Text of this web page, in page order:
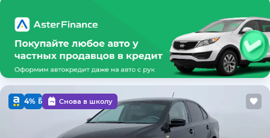
4% Снова в школу